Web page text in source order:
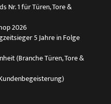
Nr. 1 für Türen, Tore &
2026
5 Jahre in Folge
(Branche Türen, Tore &